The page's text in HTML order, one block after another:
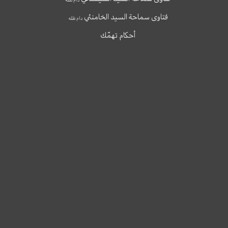
فتاوى سماحة السيد الخامنئيدام ظله
أحكام تهمّك